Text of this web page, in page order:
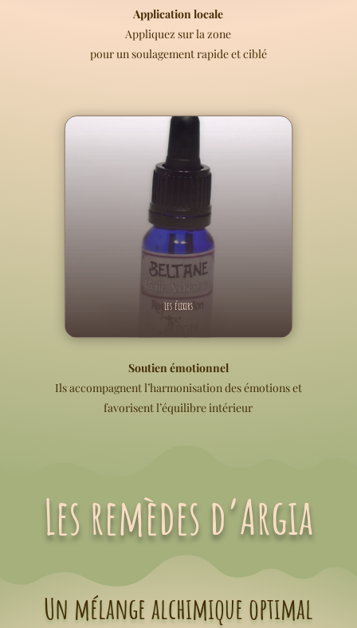
Application locale
Appliquez sur la zone
pour un soulagement rapide et ciblé
Les élixirs
Soutien émotionnel
Ils accompagnent l’harmonisation des émotions et
favorisent l’équilibre intérieur
Les remèdes d’Argia
Un mélange alchimique optimal